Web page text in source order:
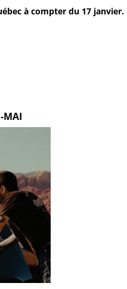
à compter du 17 janvier.
MAI